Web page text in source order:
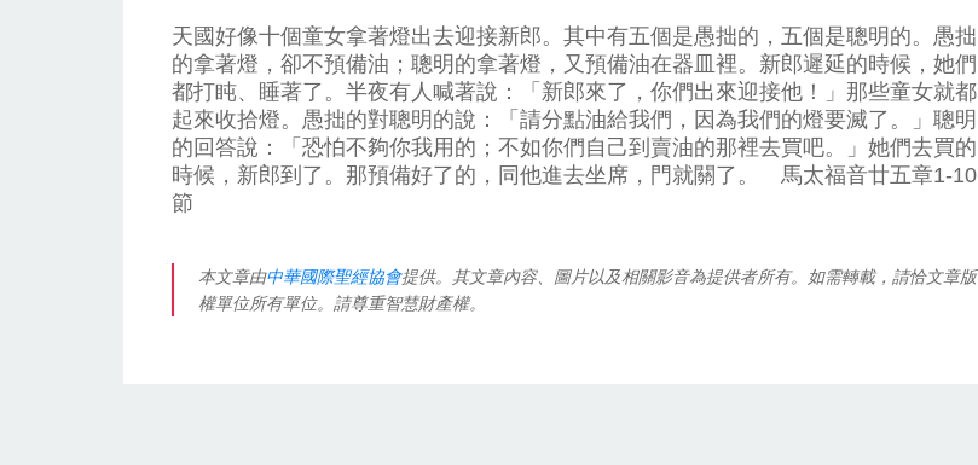
天國好像十個童女拿著燈出去迎接新郎。其中有五個是愚拙的，五個是聰明的。愚拙
的拿著燈，卻不預備油；聰明的拿著燈，又預備油在器皿裡。新郎遲延的時候，她們
都打盹、睡著了。半夜有人喊著說：「新郎來了，你們出來迎接他！」那些童女就都
起來收拾燈。愚拙的對聰明的說：「請分點油給我們，因為我們的燈要滅了。」聰明
的回答說：「恐怕不夠你我用的；不如你們自己到賣油的那裡去買吧。」她們去買的
時候，新郎到了。那預備好了的，同他進去坐席，門就關了。 馬太福音廿五章1-10
節
本文章由中華國際聖經協會提供。其文章內容、圖片以及相關影音為提供者所有。如需轉載，請恰文章版
權單位所有單位。請尊重智慧財產權。